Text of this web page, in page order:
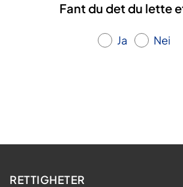
Fant du det du lette
Ja Nei
RETTIGHETER